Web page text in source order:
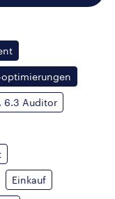
optimierungen
6.3 Auditor
Einkauf